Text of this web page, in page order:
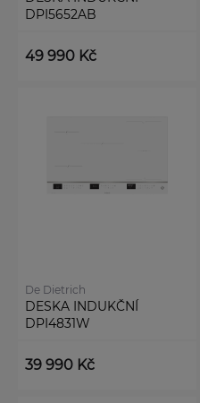
DPI5652AB
49 990 Kč
De Dietrich
DESKA INDUKČNÍ
DPI4831W
39 990 Kč